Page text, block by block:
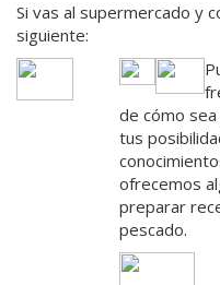
Si vas al supermercado y
siguiente:
de cómo
tus
ofrecemos
preparar
pescado.